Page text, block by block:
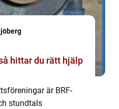
är BRF-
stundtals